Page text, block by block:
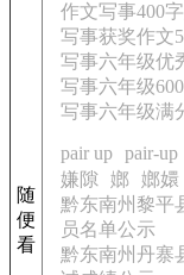
随
便
看
作文写事400
写事获奖作文
写事六年级优
写事六年级
写事六年级满
pair up pair-up
嫌隙 嫏 嫏嬛
黔东南州黎平
员名单公示
黔东南州丹寨